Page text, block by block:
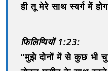
ही तू मेरे साथ स्वर्ग में
फिलिप्पियों 1:23:
“मुझे दोनों में से कुछ भी